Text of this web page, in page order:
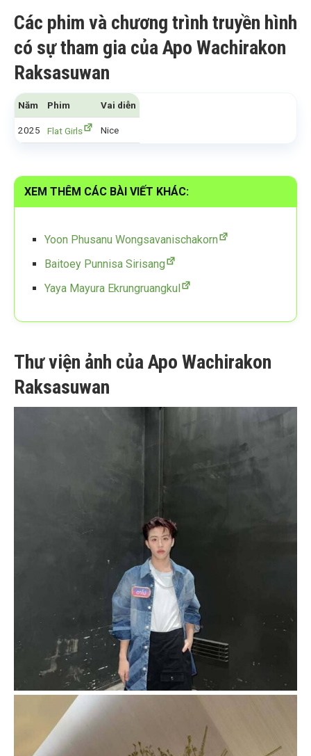
Các phim và chương trình truyền hình
có sự tham gia của Apo Wachirakon
Raksasuwan
Năm Phim Vai diễn
2025 Flat Girls Nice
XEM THÊM CÁC BÀI VIẾT KHÁC:
Yoon Phusanu Wongsavanischakorn
Baitoey Punnisa Sirisang
Yaya Mayura Ekrungruangkul
Thư viện ảnh của Apo Wachirakon
Raksasuwan